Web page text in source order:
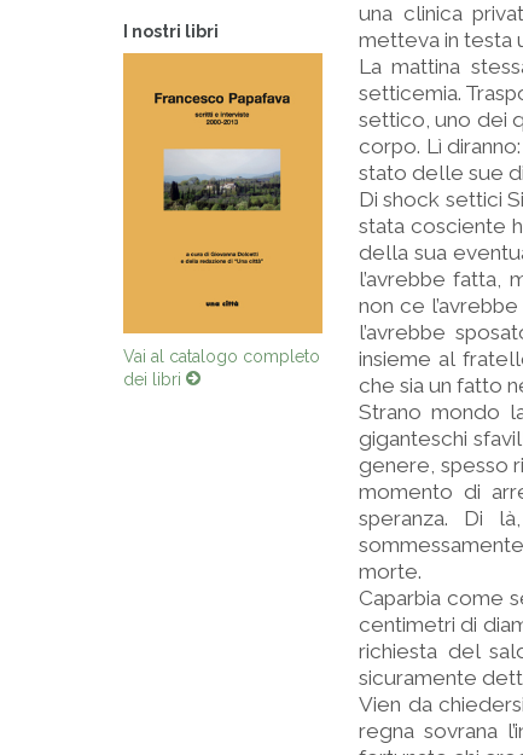
I nostri libri
Vai al catalogo completo
dei libri
una clinica
metteva in testa
La mattina
setticemia.
settico, uno dei
corpo. Lì
stato delle sue
Di shock settici
stata cosciente
della sua
l’avrebbe fatta,
non ce
l’avrebbe
insieme al
che sia un fatto
Strano mondo
giganteschi
genere, spesso
momento di
speranza. Di
morte.
Caparbia come
centimetri di
richiesta del
sicuramente
Vien da
regna sovrana